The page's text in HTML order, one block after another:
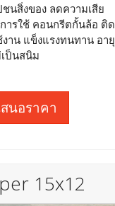
นสิ่งของ ลดความเสีย
ารใช้ คอนกรีตกั้นล้อ ติด
าน แข็งแรงทนทาน อายุ
ป็นสนิม
นอราคา
15x12